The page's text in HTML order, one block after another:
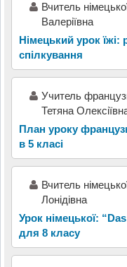
Вчитель
Валеріївна
Німецький урок їжі:
спілкування
Учитель
Тетяна
План уроку
в 5 класі
Вчитель
Лонідівна
Урок німецької:
для 8 класу